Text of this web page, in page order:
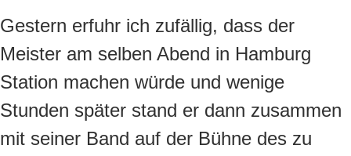
Gestern erfuhr ich zufällig, dass der
Meister am selben Abend in Hamburg
Station machen würde und wenige
Stunden später stand er dann zusammen
mit seiner Band auf der Bühne des zu